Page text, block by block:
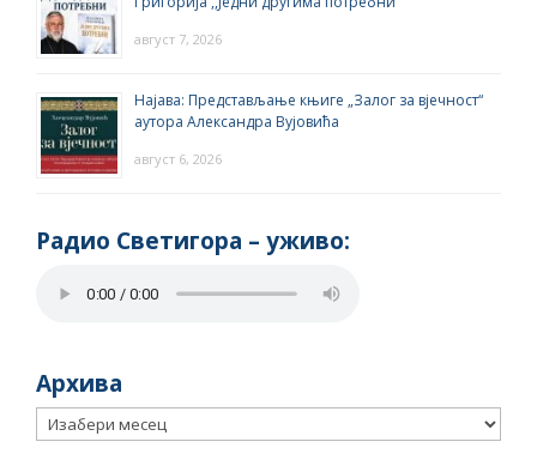
август 7, 2026
Најава: Представљање књиге „Залог за вјечност“
аутора Александра Вујовића
август 6, 2026
Радио Светигора – yживо:
Архива
Архива